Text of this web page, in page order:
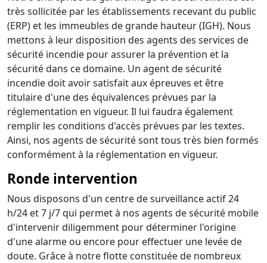
très sollicitée par les établissements recevant du public
(ERP) et les immeubles de grande hauteur (IGH). Nous
mettons à leur disposition des agents des services de
sécurité incendie pour assurer la prévention et la
sécurité dans ce domaine. Un agent de sécurité
incendie doit avoir satisfait aux épreuves et être
titulaire d'une des équivalences prévues par la
réglementation en vigueur. Il lui faudra également
remplir les conditions d'accès prévues par les textes.
Ainsi, nos agents de sécurité sont tous très bien formés
conformément à la réglementation en vigueur.
Ronde intervention
Nous disposons d'un centre de surveillance actif 24
h/24 et 7 j/7 qui permet à nos agents de sécurité mobile
d'intervenir diligemment pour déterminer l'origine
d'une alarme ou encore pour effectuer une levée de
doute. Grâce à notre flotte constituée de nombreux